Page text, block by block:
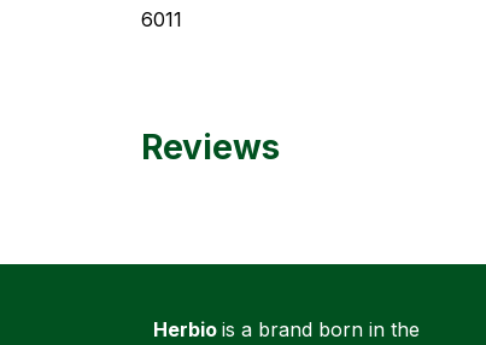
6011
Reviews
Herbio is a brand born in the